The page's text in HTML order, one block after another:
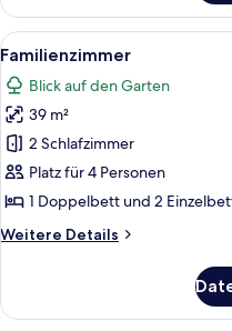
Dreibettzimmer
Alle
Fotos
für
Familienzimmer
anzeigen
6
Familienzimmer
Blick auf den Garten
39 m²
2 Schlafzimmer
Platz für 4 Personen
1 Doppelbett und 2
Weitere Details
Weitere